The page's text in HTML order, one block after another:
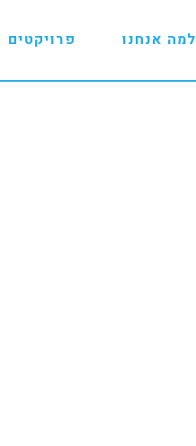
למה אנחנו פרויקטים